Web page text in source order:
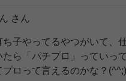
さん
ち子やってるやつがいて、
たら「パチプロ」っていっ
プロって言えるのかな？(^^;)